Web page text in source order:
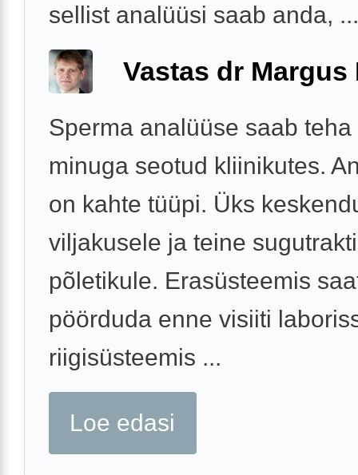
sellist analüüsi saab anda, ...
Vastas dr Margus
Sperma analüüse saab
minuga seotud kliinikutes.
on kahte tüüpi. Üks
viljakusele ja teine sugutrakti
põletikule. Erasüsteemis
pöörduda enne visiiti
riigisüsteemis ...
Loe edasi